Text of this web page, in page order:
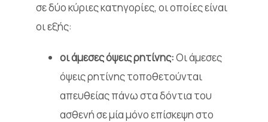
σε δύο κύριες κατηγορίες, οι οποίες είναι
οι εξής:
οι άμεσες όψεις ρητίνης:Οι άμεσες
όψεις ρητίνης τοποθετούνται
απευθείας πάνω στα δόντια του
ασθενή σε μία μόνο επίσκεψη στο